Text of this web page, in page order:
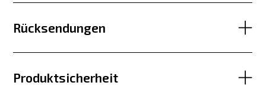
Rücksendungen
Produktsicherheit